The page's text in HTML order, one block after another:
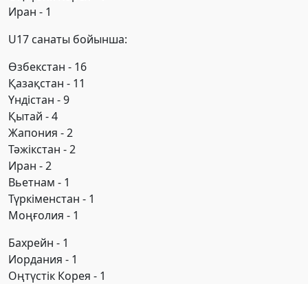
Иран - 1
U17 санаты бойынша:
Өзбекстан - 16
Қазақстан - 11
Үндістан - 9
Қытай - 4
Жапония - 2
Тәжікстан - 2
Иран - 2
Вьетнам - 1
Түркіменстан - 1
Моңғолия - 1
Бахрейн - 1
Иордания - 1
Оңтүстік Корея - 1